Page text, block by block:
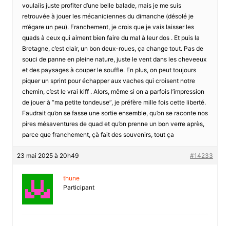
voulaiis juste profiter d’une belle balade, mais je me suis
retrouvée à jouer les mécaniciennes du dimanche (désolé je
m’égare un peu). Franchement, je crois que je vais laisser les
quads à ceux qui aiment bien faire du mal à leur dos . Et puis la
Bretagne, c’est clair, un bon deux-roues, ça change tout. Pas de
souci de panne en pleine nature, juste le vent dans les cheveeux
et des paysages à couper le souffle. En plus, on peut toujours
piquer un sprint pour échapper aux vaches qui croisent notre
chemin, c’est le vrai kiff . Alors, même si on a parfois l’impression
de jouer à “ma petite tondeuse”, je préfère mille fois cette liberté.
Faudrait qu’on se fasse une sortie ensemble, qu’on se raconte nos
pires mésaventures de quad et qu’on prenne un bon verre après,
parce que franchement, çà fait des souvenirs, tout ça
23 mai 2025 à 20h49 #14233
thune
Participant